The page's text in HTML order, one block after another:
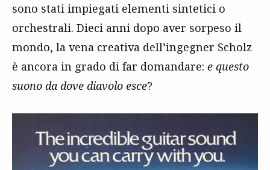
sono stati impiegati elementi sintetici o
orchestrali. Dieci anni dopo aver sorpeso il
mondo, la vena creativa dell’ingegner Scholz
è ancora in grado di far domandare: e questo
suono da dove diavolo esce?